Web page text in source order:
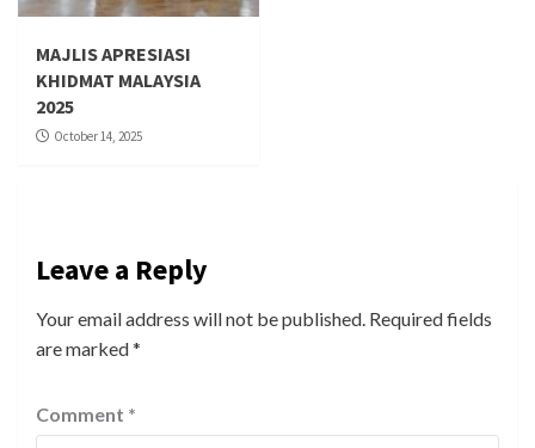
MAJLIS APRESIASI
KHIDMAT MALAYSIA
2025
October 14, 2025
Leave a Reply
Your email address will not be published. Required fields
are marked*
Comment *